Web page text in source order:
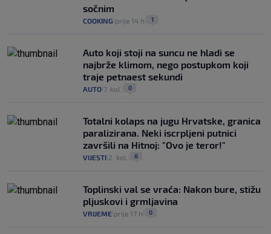
sočnim
COOKING prije 14 h 1
Auto koji stoji na suncu ne hladi se
najbrže klimom, nego postupkom koji
traje petnaest sekundi
AUTO 7. kol. 0
Totalni kolaps na jugu Hrvatske, granica
paralizirana. Neki iscrpljeni putnici
završili na Hitnoj: "Ovo je teror!"
VIJESTI 2. kol. 8
Toplinski val se vraća: Nakon bure, stižu
pljuskovi i grmljavina
VRIJEME prije 17 h 0